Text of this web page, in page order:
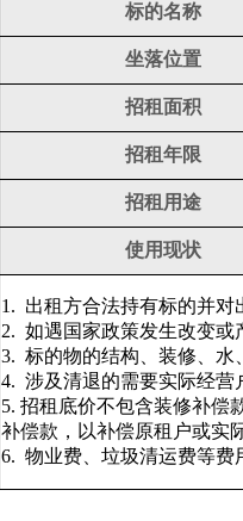
标的名称
坐落位置
招租面积
招租年限
招租用途
使用现状
1. 出租方合法持有标的并
2. 如遇国家政策发生改变或
3. 标的物的结构、装修、水
4. 涉及清退的需要实际经营
5. 招租底价不包含装修补偿
补偿款，以补偿原租户或实
6. 物业费、垃圾清运费等费